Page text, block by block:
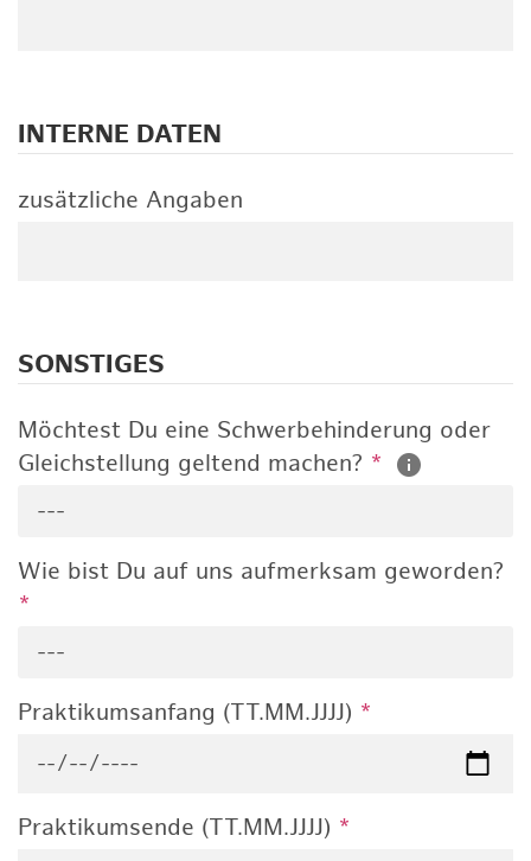
INTERNE DATEN
zusätzliche Angaben
SONSTIGES
Möchtest Du eine Schwerbehinderung oder
Gleichstellung geltend machen? *
---
Wie bist Du auf uns aufmerksam geworden?
*
---
Praktikumsanfang (TT.MM.JJJJ) *
Praktikumsende (TT.MM.JJJJ) *